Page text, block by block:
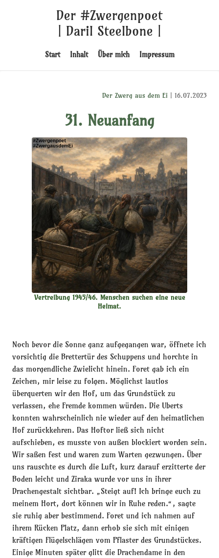
Der #Zwergenpoet
| Daril Steelbone |
Start Inhalt Über mich Impressum
Der Zwerg aus dem Ei | 16.07.2023
31. Neuanfang
Vertreibung 1945/46. Menschen suchen eine neue
Heimat.
Noch bevor die Sonne ganz aufgegangen war, öffnete ich
vorsichtig die Brettertür des Schuppens und horchte in
das morgendliche Zwielicht hinein. Foret gab ich ein
Zeichen, mir leise zu folgen. Möglichst lautlos
überquerten wir den Hof, um das Grundstück zu
verlassen, ehe Fremde kommen würden. Die Uberts
konnten wahrscheinlich nie wieder auf den heimatlichen
Hof zurückkehren. Das Hoftor ließ sich nicht
aufschieben, es musste von außen blockiert worden sein.
Wir saßen fest und waren zum Warten gezwungen. Über
uns rauschte es durch die Luft, kurz darauf erzitterte der
Boden leicht und Ziraka wurde vor uns in ihrer
Drachengestalt sichtbar. „Steigt auf! Ich bringe euch zu
meinem Hort, dort können wir in Ruhe reden.“, sagte
sie ruhig aber bestimmend. Foret und ich nahmen auf
ihrem Rücken Platz, dann erhob sie sich mit einigen
kräftigen Flügelschlägen vom Pflaster des Grundstückes.
Einige Minuten später glitt die Drachendame in den